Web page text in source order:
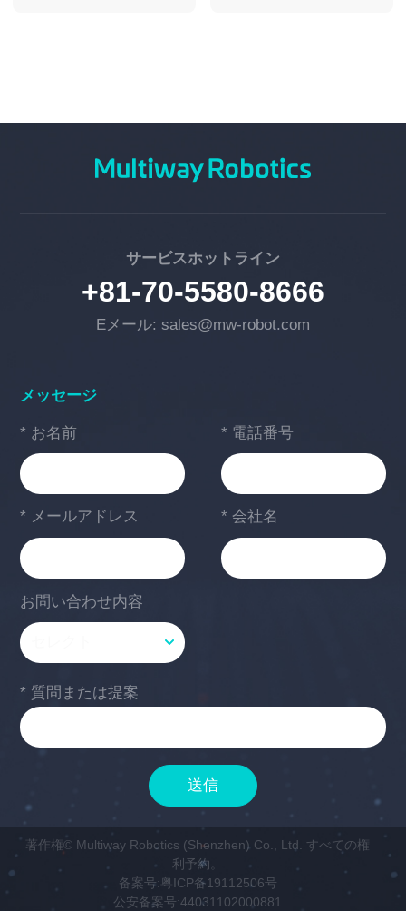
サービスホットライン
+81-70-5580-8666
Eメール: sales@mw-robot.com
メッセージ
* お名前 * 電話番号
* メールアドレス * 会社名
お問い合わせ内容
* 質問または提案
送信
著作権© Multiway Robotics (Shenzhen) Co., Ltd. すべての権
利予約。
备案号:粤ICP备19112506号
公安备案号:44031102000881